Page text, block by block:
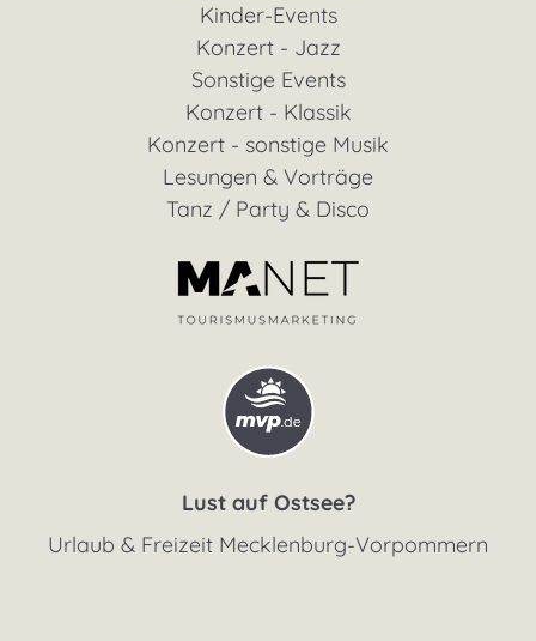
Kinder-Events
Konzert - Jazz
Sonstige Events
Konzert - Klassik
Konzert - sonstige Musik
Lesungen & Vorträge
Tanz / Party & Disco
Lust auf Ostsee?
Urlaub & Freizeit Mecklenburg-Vorpommern